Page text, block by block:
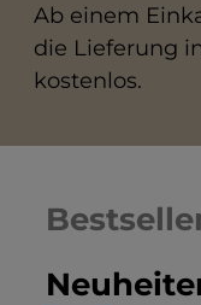
Ab einem
die Lieferung
kostenlos.